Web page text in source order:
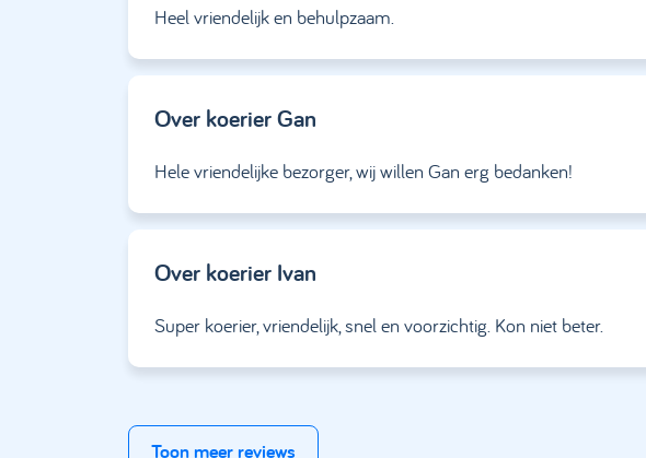
Heel vriendelijk en behulpzaam.
Over koerierGan
Hele vriendelijke bezorger, wij willen Gan erg bedanken!
Over koerier Ivan
Super koerier, vriendelijk, snel en voorzichtig. Kon niet beter.
Toon meer reviews